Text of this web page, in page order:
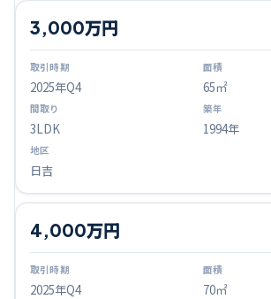
2025年Q4
3,000万円
65㎡
3LDK 1994年
日吉
2025年Q4
4,000万円
70㎡